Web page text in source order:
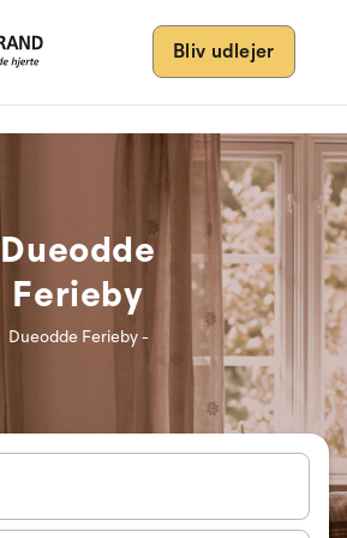
Bliv udlejer
Dueodde
Ferieby
Dueodde Ferieby -